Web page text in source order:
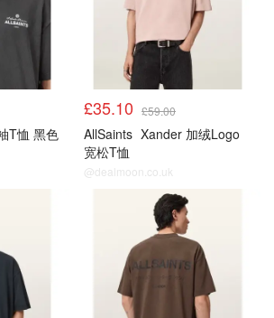
T恤 黑色
£35.10 £59.00
AllSaints Xander 加绒Logo
宽松T恤
@dealmoon.co.uk